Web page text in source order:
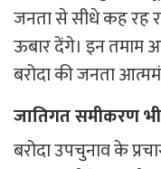
जनता से सीधे कह रह
ऊबार देंगे। इन तमाम
बरोदा की जनता
जातिगत समीकरण
बरोदा उपचुनाव के